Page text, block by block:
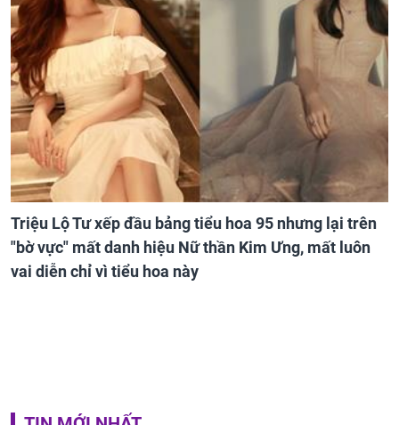
Triệu Lộ Tư xếp đầu bảng tiểu hoa 95 nhưng lại trên
"bờ vực" mất danh hiệu Nữ thần Kim Ưng, mất luôn
vai diễn chỉ vì tiểu hoa này